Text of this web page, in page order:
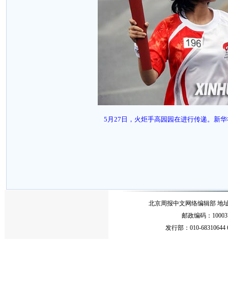
5月27日，火炬手高园园在进行传递。新
北京周报中文网络编辑部 地
邮政编码：
发行部：010-68310644